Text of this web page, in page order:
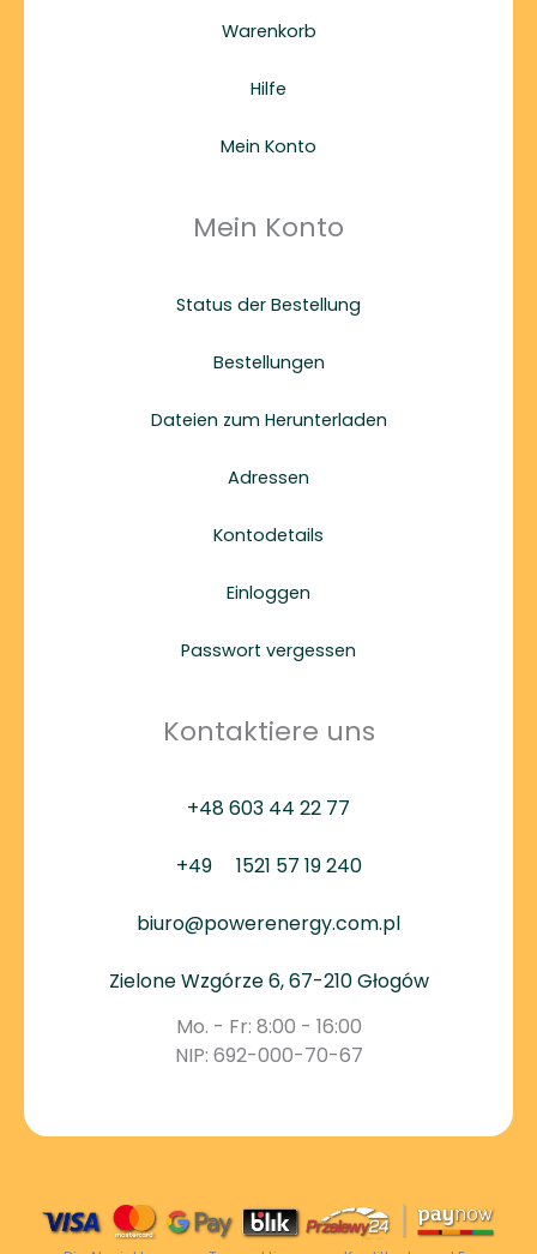
Warenkorb
Hilfe
Mein Konto
Mein Konto
Status der Bestellung
Bestellungen
Dateien zum Herunterladen
Adressen
Kontodetails
Einloggen
Passwort vergessen
Kontaktiere uns
+48 603 44 22 77
+49 1521 57 19 240
biuro@powerenergy.com.pl
Zielone Wzgórze 6, 67-210 Głogów
Mo. - Fr: 8:00 - 16:00
NIP: 692-000-70-67